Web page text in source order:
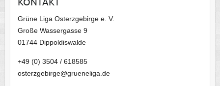
v
Grüne Liga Osterzgebirge e. V.
Große Wassergasse 9
01744 Dippoldiswalde
+49 (0) 3504 / 618585
osterzgebirge@grueneliga.de